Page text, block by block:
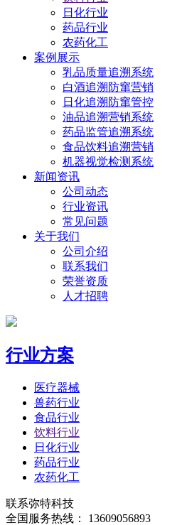
日化行业
药品行业
农药化工
案例展示
乳品质量追溯系统
白酒追溯防窜营销
日化追溯防窜管控
油品追溯营销系统
药品监管追溯系统
食品饮料追溯营销
机器视觉检测系统
新闻资讯
公司动态
行业资讯
常见问题
关于我们
公司介绍
联系我们
荣誉资质
人才招聘
行业方案
医疗器械
兽药行业
食品行业
饮料行业
日化行业
药品行业
农药化工
联系弥特科技
全国服务热线：
13609056893